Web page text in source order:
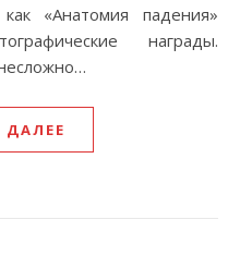
«Анатомия падения»
награды.
ДАЛЕЕ